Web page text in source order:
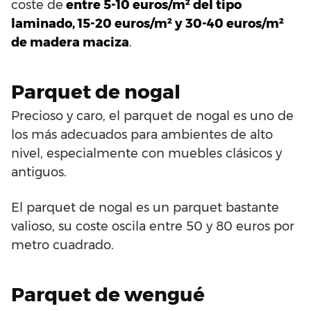
coste de entre 5-10 euros/m² del tipo
laminado, 15-20 euros/m² y 30-40 euros/m²
de madera maciza.
Parquet de nogal
Precioso y caro, el parquet de nogal es uno de
los más adecuados para ambientes de alto
nivel, especialmente con muebles clásicos y
antiguos.
El parquet de nogal es un parquet bastante
valioso, su coste oscila entre 50 y 80 euros por
metro cuadrado.
Parquet de wengué